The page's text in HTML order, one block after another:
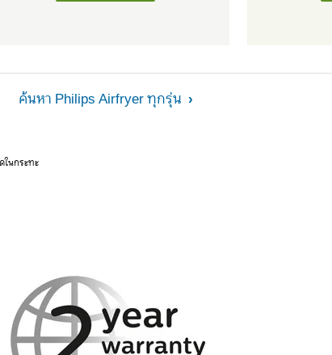
ค้นหา Philips Airfryer ทุกรุ่น
ในกระทะ